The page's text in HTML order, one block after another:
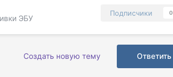
ЭБУ
Подписчики 0
Ответить
Создать новую тему